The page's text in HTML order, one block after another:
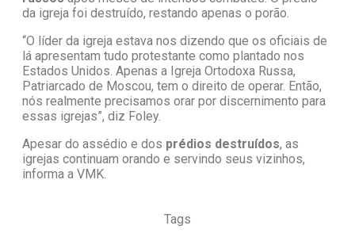
da igreja foi destruído, restando apenas o porão.
“O líder da igreja estava nos dizendo que os oficiais de
lá apresentam tudo protestante como plantado nos
Estados Unidos. Apenas a Igreja Ortodoxa Russa,
Patriarcado de Moscou, tem o direito de operar. Então,
nós realmente precisamos orar por discernimento para
essas igrejas”, diz Foley.
Apesar do assédio e dos prédios destruídos, as
igrejas continuam orando e servindo seus vizinhos,
informa a VMK.
Tags